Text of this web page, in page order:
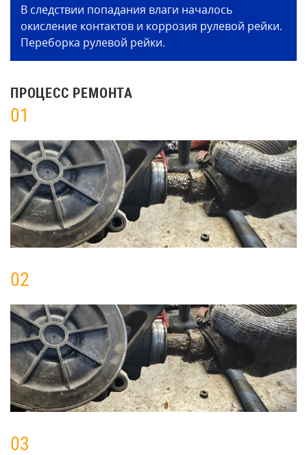
В следствии попадания влаги началось
окисление контактов и коррозия рулевой рейки.
Переборка рулевой рейки.
ПРОЦЕСС РЕМОНТА
01
02
03